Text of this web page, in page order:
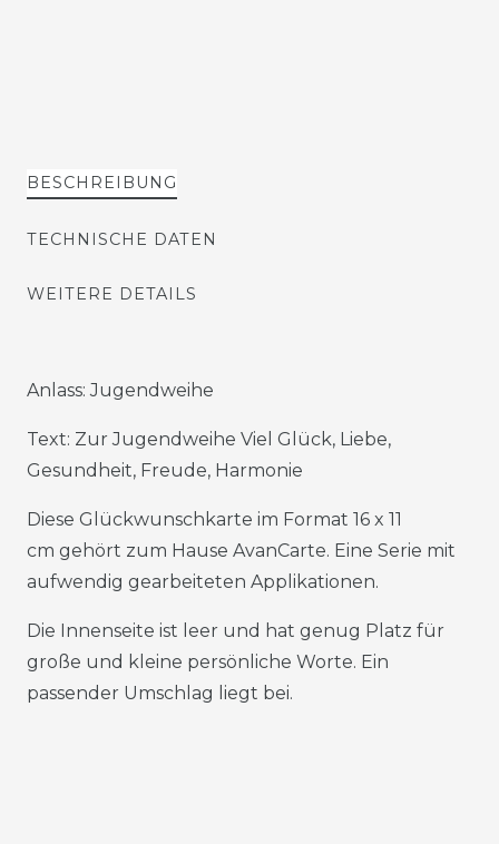
BESCHREIBUNG
TECHNISCHE DATEN
WEITERE DETAILS
Anlass: Jugendweihe
Text: Zur Jugendweihe Viel Glück, Liebe,
Gesundheit, Freude, Harmonie
Diese Glückwunschkarte im Format 16 x 11
cm gehört zum Hause AvanCarte. Eine Serie mit
aufwendig gearbeiteten Applikationen.
Die Innenseite ist leer und hat genug Platz für
große und kleine persönliche Worte. Ein
passender Umschlag liegt bei.